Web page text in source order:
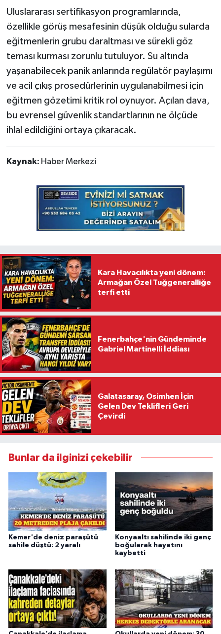
Uluslararası sertifikasyon programlarında,
özellikle görüş mesafesinin düşük olduğu sularda
eğitmenlerin grubu daraltması ve sürekli göz
teması kurması zorunlu tutuluyor. Su altında
yaşanabilecek panik anlarında regülatör paylaşımı
ve acil çıkış prosedürlerinin uygulanabilmesi için
eğitmen gözetimi kritik rol oynuyor. Açılan dava,
bu evrensel güvenlik standartlarının ne ölçüde
ihlal edildiğini ortaya çıkaracak.
Kaynak: Haber Merkezi
Kara Havacılıkta yeni dönem:
Armağan Özel Tuğgeneralliğe
terfi etti
Fenerbahçe'nin Gündeminde
Gabriel Martinelli İddiası
Galatasaray, Osimhen İçin
Gelen Dev Teklifleri Geri
Çevirdi
Bunlar da ilginizi çekebilir
Kemer'de deniz paraşütü
sahile düştü: 2 yaralı
Konyaaltı sahilinde iki genç
boğularak hayatını
kaybetti